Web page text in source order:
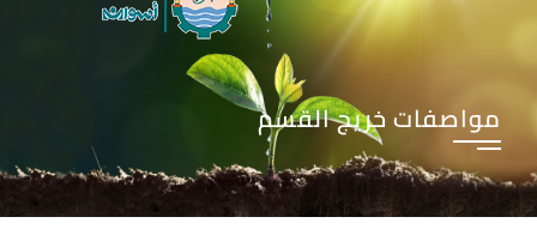
مواصفات خريج القسم